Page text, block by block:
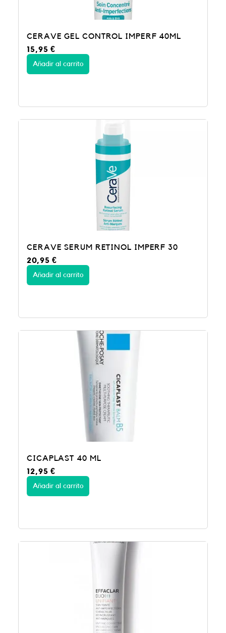
CERAVE GEL CONTROL IMPERF 40ML
15,95€
Añadir al carrito
CERAVE SERUM RETINOL IMPERF 30
20,95€
Añadir al carrito
CICAPLAST 40 ML
12,95€
Añadir al carrito